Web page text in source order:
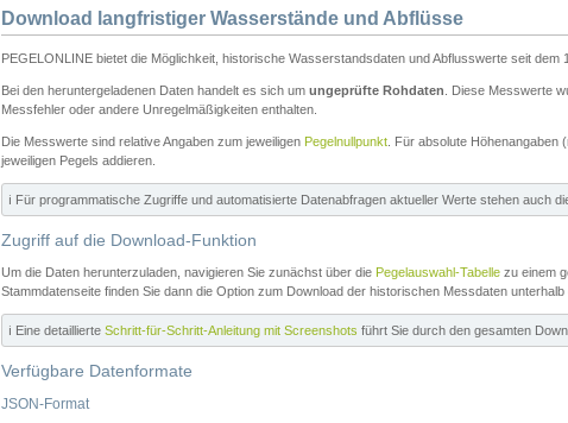
Download langfristiger Wasserstände und Abflüsse
PEGELONLINE bietet die Möglichkeit, historische Wasserstandsdaten und Abflusswerte seit dem
Bei den heruntergeladenen Daten handelt es sich um ungeprüfte Rohdaten . Diese Messwerte
Messfehler oder andere Unregelmäßigkeiten enthalten.
Die Messwerte sind relative Angaben zum jeweiligen Pegelnullpunkt . Für absolute
jeweiligen Pegels addieren.
ℹ️ Für programmatische Zugriffe und automatisierte Datenabfragen aktueller Werte stehen auch
Zugriff auf die Download-Funktion
Um die Daten herunterzuladen, navigieren Sie zunächst über die Pegelauswahl-Tabelle zu einem
Stammdatenseite finden Sie dann die Option zum Download der historischen Messdaten unterhalb
ℹ️ Eine detaillierte Schritt-für-Schritt-Anleitung mit Screenshots führt Sie durch den gesamten
Verfügbare Datenformate
JSON-Format